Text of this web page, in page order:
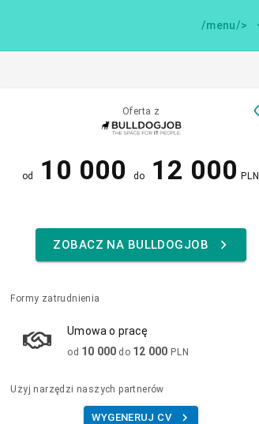
/menu/>
Oferta z
od 10 000 do 12 000 PLN
ZOBACZ NA BULLDOGJOB
Formy zatrudnienia
Umowa o pracę
od 10 000 do 12 000 PLN
Użyj narzędzi naszych partnerów
WYGENERUJ CV